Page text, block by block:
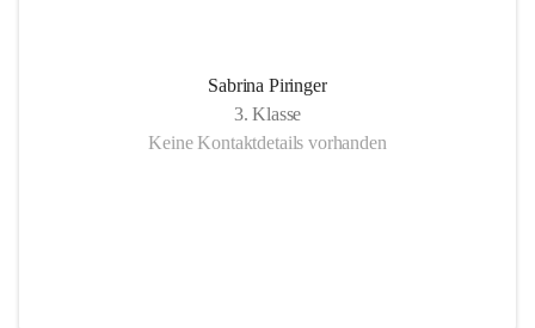
Sabrina Piringer
3. Klasse
Keine Kontaktdetails vorhanden